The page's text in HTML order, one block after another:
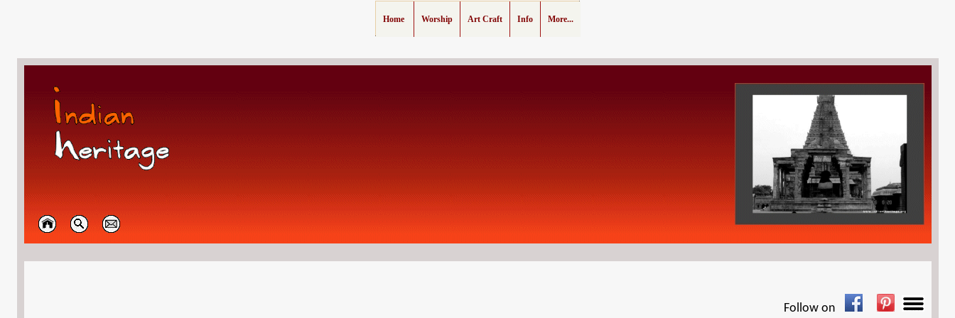
Home Worship Art Craft Info More...
Follow on